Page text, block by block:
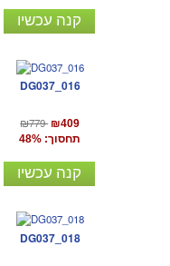
קנה עכשיו
DG037_016
₪779 ₪409
תחסוך: 48%
קנה עכשיו
DG037_018